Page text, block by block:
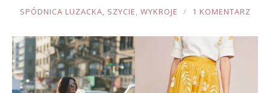
JOULE
SPÓDNICA LUZACKA, SZYCIE, WYKROJE 1 KOMENTARZ